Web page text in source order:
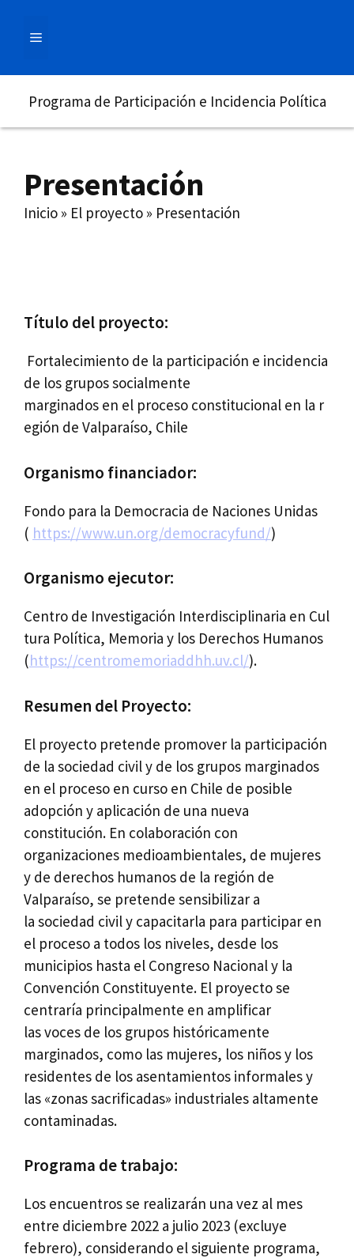
MENÚ
Programa de Participación e Incidencia Política
Presentación
Inicio » El proyecto » Presentación
Título del proyecto:
Fortalecimiento de la participación e incidencia
de los grupos socialmente
marginados en el proceso constitucional en la r
egión de Valparaíso, Chile
Organismo financiador:
Fondo para la Democracia de Naciones Unidas
( https://www.un.org/democracyfund/)
Organismo ejecutor:
Centro de Investigación Interdisciplinaria en Cul
tura Política, Memoria y los Derechos Humanos
(https://centromemoriaddhh.uv.cl/).
Resumen del Proyecto:
El proyecto pretende promover la participación
de la sociedad civil y de los grupos marginados
en el proceso en curso en Chile de posible
adopción y aplicación de una nueva
constitución. En colaboración con
organizaciones medioambientales, de mujeres
y de derechos humanos de la región de
Valparaíso, se pretende sensibilizar a
la sociedad civil y capacitarla para participar en
el proceso a todos los niveles, desde los
municipios hasta el Congreso Nacional y la
Convención Constituyente. El proyecto se
centraría principalmente en amplificar
las voces de los grupos históricamente
marginados, como las mujeres, los niños y los
residentes de los asentamientos informales y
las «zonas sacrificadas» industriales altamente
contaminadas.
Programa de trabajo:
Los encuentros se realizarán una vez al mes
entre diciembre 2022 a julio 2023 (excluye
febrero), considerando el siguiente programa,